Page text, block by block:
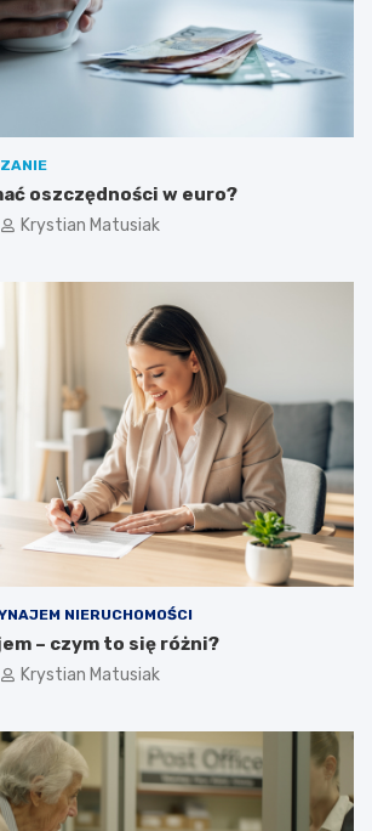
oszczędności w euro?
Krystian Matusiak
NIERUCHOMOŚCI
– czym to się różni?
Krystian Matusiak